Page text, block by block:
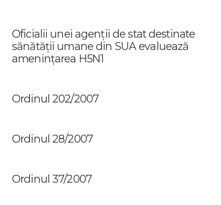
Oficialii unei agenții de stat destinate
sănătății umane din SUA evaluează
amenințarea H5N1
Ordinul 202/2007
Ordinul 28/2007
Ordinul 37/2007